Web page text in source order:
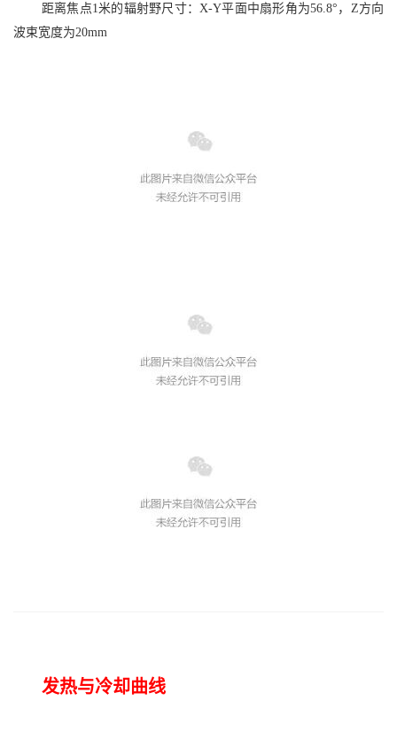
距离焦点1米的辐射野尺寸：X-Y平面中扇形角为56.8°，Z方向
波束宽度为20mm
发热与冷却曲线